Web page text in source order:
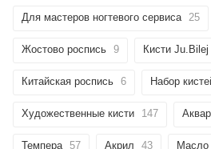
Для мастеров ногтевого сервиса 25
Жостово роспись 9 Кисти Ju.Bilej
Китайская роспись 6 Набор
Художественные кисти 147
Темпера 57 Акрил 43 Масло